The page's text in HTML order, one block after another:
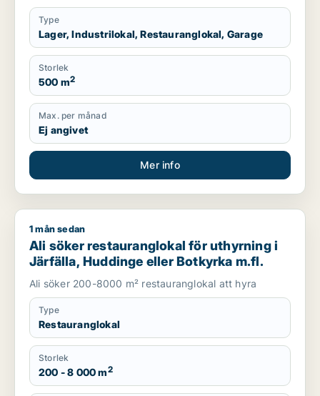
Type
Lager, Industrilokal, Restauranglokal, Garage
Storlek
500 m2
Max. per månad
Ej angivet
Mer info
Ali söker restauranglokal för uthyrning i Järfälla, Huddinge
1 mån sedan
Ali söker restauranglokal för uthyrning i
Järfälla, Huddinge eller Botkyrka m.fl.
Ali söker 200-8000 m² restauranglokal att hyra
Type
Restauranglokal
Storlek
200 - 8 000 m2